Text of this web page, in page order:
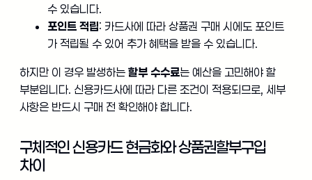
수 있습니다.
포인트 적립: 카드사에 따라 상품권 구매 시에도 포인트
가 적립될 수 있어 추가 혜택을 받을 수 있습니다.
하지만 이 경우 발생하는 할부 수수료는 예산을 고민해야 할
부분입니다. 신용카드사에 따라 다른 조건이 적용되므로, 세부
사항은 반드시 구매 전 확인해야 합니다.
구체적인 신용카드 현금화와 상품권할부구입
차이